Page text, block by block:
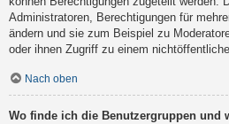
Administratoren, Berechtigungen für
ändern und sie zum Beispiel zu
oder ihnen Zugriff zu einem
Nach oben
Wo finde ich die Benutzergruppen und